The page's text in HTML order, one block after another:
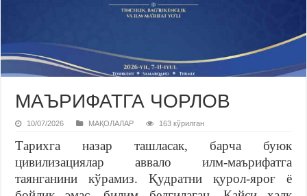
МАЪРИФАТГА ЧОРЛОВ
10/07/2026 МАҚОЛАЛАР 163 кўрилган
Тарихга назар ташласак, барча буюк
цивилизациялар аввало илм-маърифатга
таянганини кўрамиз. Қудратни қурол-яроғ ё